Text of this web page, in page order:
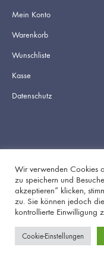
Mein Konto
Warenkorb
Wunschliste
Kasse
Datenschutz
Wir verwenden Cookies
zu speichern und
akzeptieren“ klicken,
zu. Sie können jedoch
kontrollierte Einwilligung
Cookie-Einstellungen